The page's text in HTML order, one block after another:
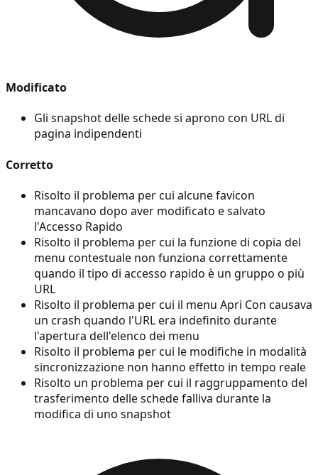
Modificato
Gli snapshot delle schede si aprono con URL di
pagina indipendenti
Corretto
Risolto il problema per cui alcune favicon
mancavano dopo aver modificato e salvato
l'Accesso Rapido
Risolto il problema per cui la funzione di copia del
menu contestuale non funziona correttamente
quando il tipo di accesso rapido è un gruppo o più
URL
Risolto il problema per cui il menu Apri Con causava
un crash quando l'URL era indefinito durante
l'apertura dell'elenco dei menu
Risolto il problema per cui le modifiche in modalità
sincronizzazione non hanno effetto in tempo reale
Risolto un problema per cui il raggruppamento del
trasferimento delle schede falliva durante la
modifica di uno snapshot